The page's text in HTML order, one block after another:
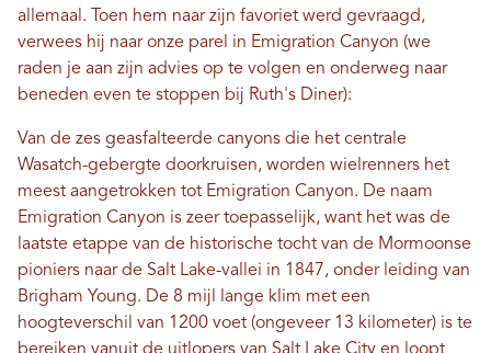
allemaal. Toen hem naar zijn favoriet werd gevraagd,
verwees hij naar onze parel in Emigration Canyon (we
raden je aan zijn advies op te volgen en onderweg naar
beneden even te stoppen bij Ruth's Diner):
Van de zes geasfalteerde canyons die het centrale
Wasatch-gebergte doorkruisen, worden wielrenners het
meest aangetrokken tot Emigration Canyon. De naam
Emigration Canyon is zeer toepasselijk, want het was de
laatste etappe van de historische tocht van de Mormoonse
pioniers naar de Salt Lake-vallei in 1847, onder leiding van
Brigham Young. De 8 mijl lange klim met een
hoogteverschil van 1200 voet (ongeveer 13 kilometer) is te